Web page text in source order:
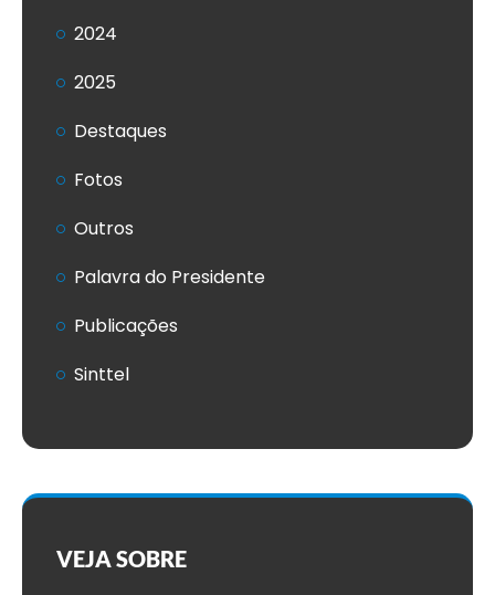
2024
2025
Destaques
Fotos
Outros
Palavra do Presidente
Publicações
Sinttel
VEJA SOBRE